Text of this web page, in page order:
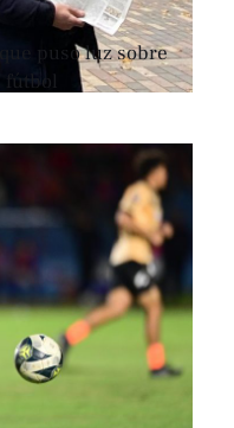
puso luz sobre
fútbol